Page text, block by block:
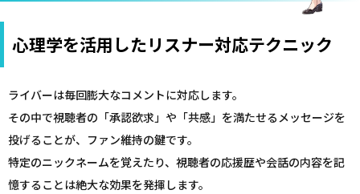
心理学を活用したリスナー対応テクニック
ライバーは毎回膨大なコメントに対応します。
その中で視聴者の「承認欲求」や「共感」を満たせるメッセージを
投げることが、ファン維持の鍵です。
特定のニックネームを覚えたり、視聴者の応援歴や会話の内容を記
憶することは絶大な効果を発揮します。